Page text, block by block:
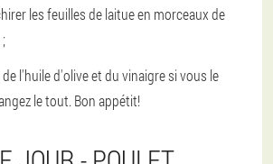
les feuilles de laitue en morceaux de
l'huile d'olive et du vinaigre si vous le
le tout. Bon appétit!